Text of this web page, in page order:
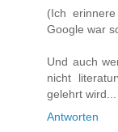
(Ich
Google war
Und auch
nicht
gelehrt
Antworten